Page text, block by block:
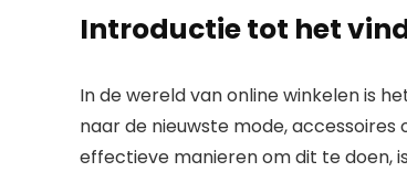
Introductie tot het
In de wereld van online winkelen is
naar de nieuwste mode,
effectieve manieren om dit te doen,